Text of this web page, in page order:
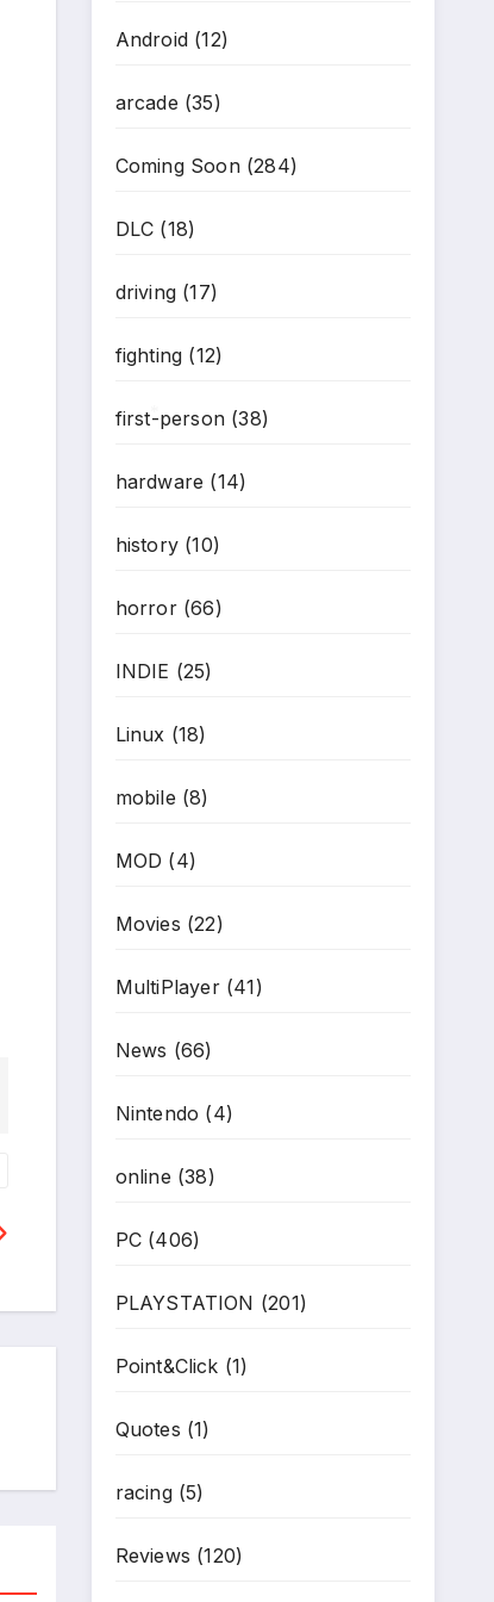
Android(12)
arcade (35)
Coming Soon(284)
DLC (18)
driving(17)
fighting (12)
first-person(38)
hardware (14)
history(10)
horror(66)
INDIE (25)
Linux (18)
mobile (8)
MOD (4)
Movies (22)
MultiPlayer(41)
News (66)
Nintendo (4)
online (38)
PC(406)
PLAYSTATION (201)
Point&Click (1)
Quotes (1)
racing(5)
Reviews (120)